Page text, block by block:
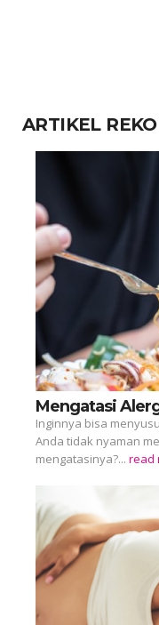
ARTIKEL
Mengatasi
Inginnya bisa
Anda tidak nyaman
mengatasinya?... read